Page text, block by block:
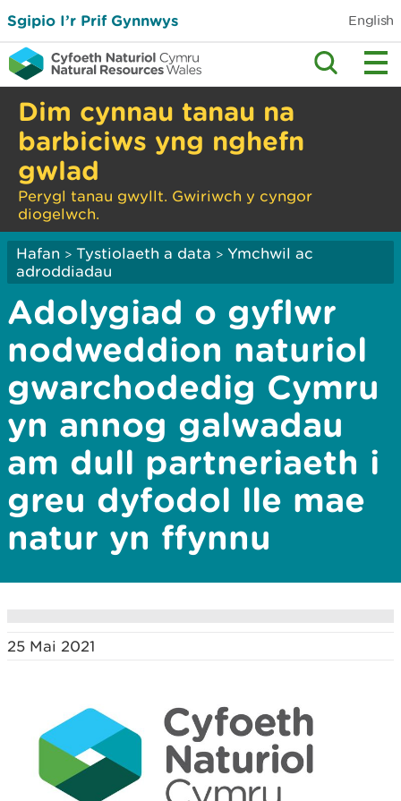
Sgipio I’r Prif Gynnwys English
Dim cynnau tanau na
barbiciws yng nghefn
gwlad
Perygl tanau gwyllt. Gwiriwch y cyngor
diogelwch.
Hafan > Tystiolaeth a data > Ymchwil ac
adroddiadau
Adolygiad o gyflwr
nodweddion naturiol
gwarchodedig Cymru
yn annog galwadau
am dull partneriaeth i
greu dyfodol lle mae
natur yn ffynnu
25 Mai 2021